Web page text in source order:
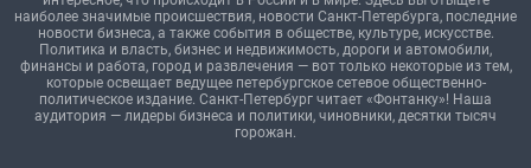
наиболее значимые происшествия, новости Санкт-Петербурга, последние
новости бизнеса, а также события в обществе, культуре, искусстве.
Политика и власть, бизнес и недвижимость, дороги и автомобили,
финансы и работа, город и развлечения — вот только некоторые из тем,
которые освещает ведущее петербургское сетевое общественно-
политическое издание. Санкт-Петербург читает «Фонтанку»! Наша
аудитория — лидеры бизнеса и политики, чиновники, десятки тысяч
горожан.